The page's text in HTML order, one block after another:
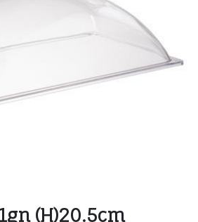
(H)20.5cm